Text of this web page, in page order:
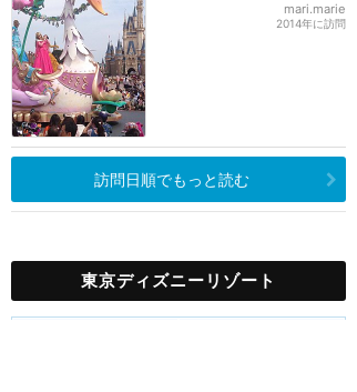
mari.marie
2014年に訪問
訪問日順でもっと読む
東京ディズニーリゾート